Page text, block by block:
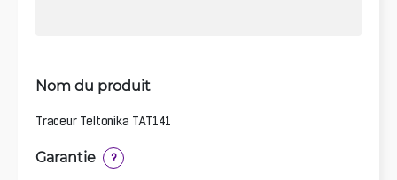
Nom du produit
Traceur Teltonika TAT141
Garantie ?